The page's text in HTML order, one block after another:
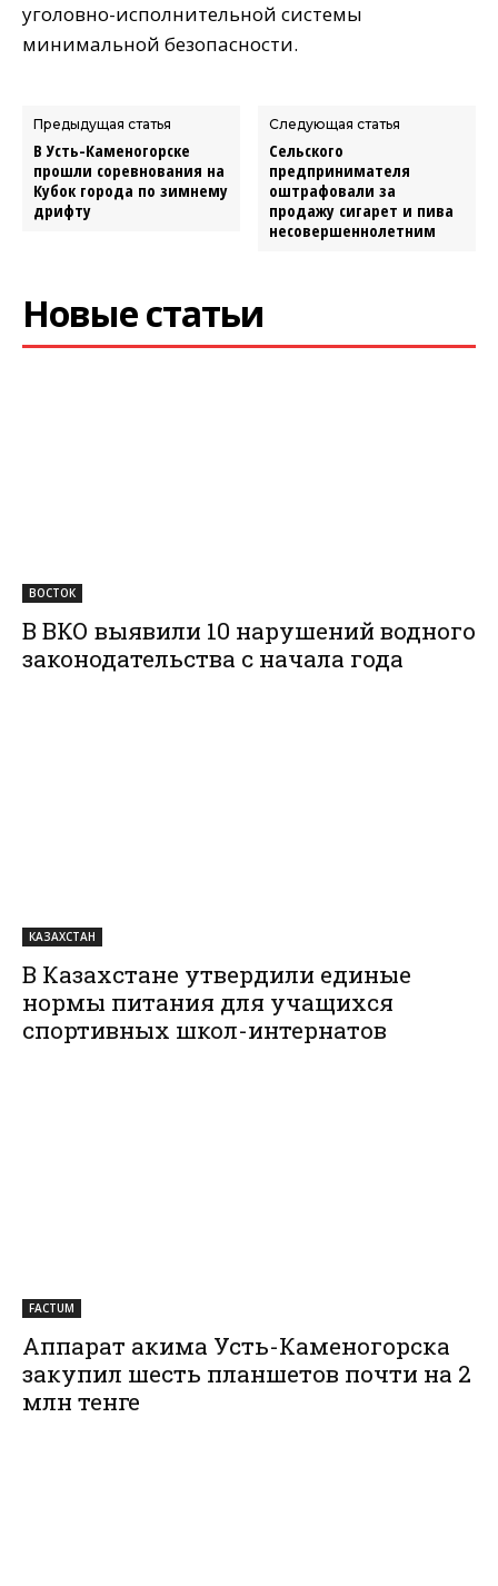
уголовно-исполнительной системы
минимальной безопасности.
Предыдущая статья
В Усть-Каменогорске
прошли соревнования на
Кубок города по зимнему
дрифту
Следующая статья
Сельского
предпринимателя
оштрафовали за
продажу сигарет и пива
несовершеннолетним
Новые статьи
ВОСТОК
В ВКО выявили 10 нарушений водного
законодательства с начала года
КАЗАХСТАН
В Казахстане утвердили единые
нормы питания для учащихся
спортивных школ-интернатов
FACTUM
Аппарат акима Усть-Каменогорска
закупил шесть планшетов почти на 2
млн тенге